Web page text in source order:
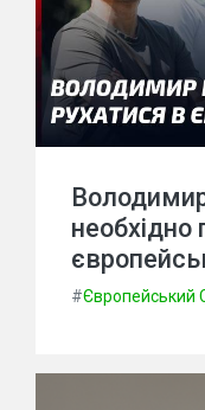
необхідно
#Європейський